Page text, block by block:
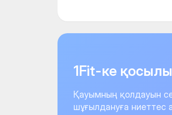
1Fit-ке
Қауымның қолдауын
шұғылдануға